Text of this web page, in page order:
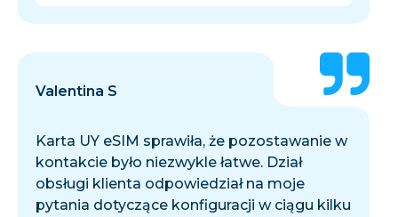
Valentina S
Karta UY eSIM sprawiła, że pozostawanie w
kontakcie było niezwykle łatwe. Dział
obsługi klienta odpowiedział na moje
pytania dotyczące konfiguracji w ciągu kilku